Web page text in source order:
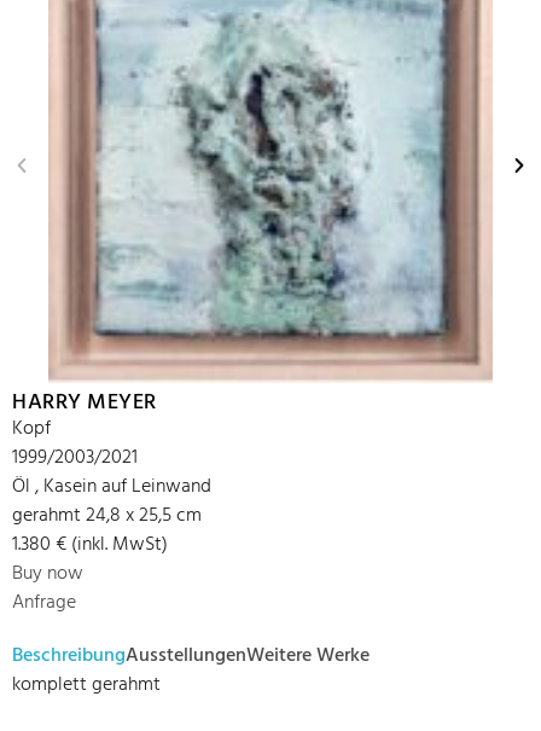
HARRY MEYER
Kopf
1999/2003/2021
Öl , Kasein auf Leinwand
gerahmt 24,8 x 25,5 cm
1.380 € (inkl. MwSt)
Buy now
Anfrage
BeschreibungAusstellungenWeitere Werke
komplett gerahmt